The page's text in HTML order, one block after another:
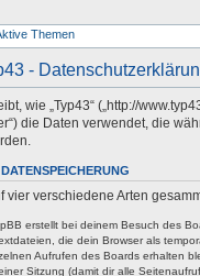
Themen
-
wie „Typ43“ („http://
die Daten verwendet, die
vier verschiedene Arten
erstellt bei deinem Besuch des
die dein Browser als
Aufrufen des Boards erhalten
Sitzung (damit dir alle